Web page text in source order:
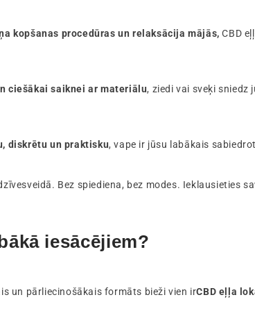
kopšanas procedūras un relaksācija mājās, CBD
ciešākai saiknei ar materiālu, ziedi vai sveķi
diskrētu un praktisku, vape ir jūsu labākais
Bez spiediena, bez modes. Ieklausieties
iesācējiem?
un pārliecinošākais formāts bieži vien irCBD eļļa